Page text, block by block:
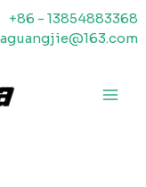
+86 - 13854883368